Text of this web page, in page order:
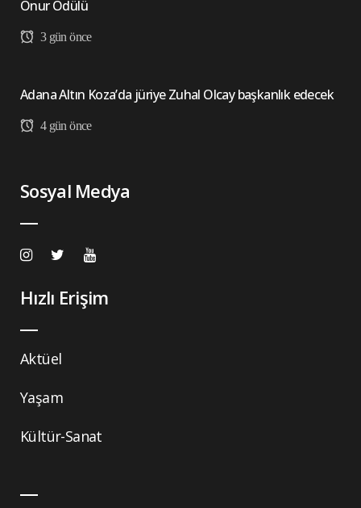
Onur Ödülü
3 gün önce
Adana Altın Koza’da jüriye Zuhal Olcay başkanlık edecek
4 gün önce
Sosyal Medya
Hızlı Erişim
Aktüel
Yaşam
Kültür-Sanat